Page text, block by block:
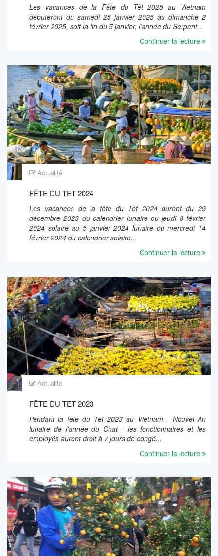
Les vacances de la Fête du Têt 2025 au Vietnam
débuteront du samedi 25 janvier 2025 au dimanche 2
février 2025, soit la fin du 5 janvier, l’année du Serpent...
Continuer la lecture
Actualité
FÊTE DU TET 2024
Les vacances de la fête du Tet 2024 durent du 29
décembre 2023 du calendrier lunaire ou jeudi 8 février
2024 solaire au 5 janvier 2024 lunaire ou mercredi 14
février 2024 du calendrier solaire...
Continuer la lecture
Actualité
FÊTE DU TET 2023
Pendant la fête du Tet 2023 au Vietnam - Nouvel An
lunaire de l'année du Chat - les fonctionnaires et les
employés auront droit à 7 jours de congé...
Continuer la lecture